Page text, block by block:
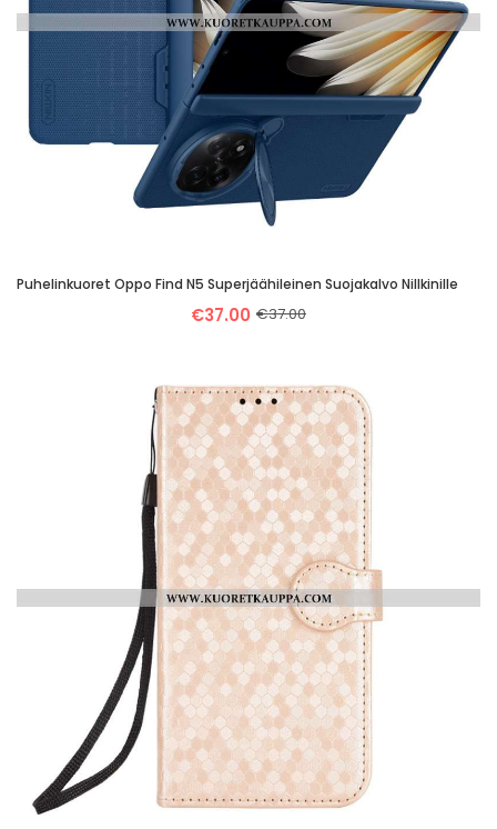
Puhelinkuoret Oppo Find N5 Superjäähileinen Suojakalvo Nillkinille
€37.00 €37.00